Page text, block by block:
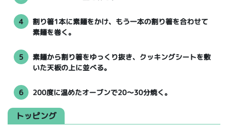
4
割り箸1本に素麺をかけ、もう一本の割り箸を合わせて
素麺を巻く。
5
素麺から割り箸をゆっくり抜き、クッキングシートを敷
いた天板の上に並べる。
6 200度に温めたオーブンで20～30分焼く。
トッピング